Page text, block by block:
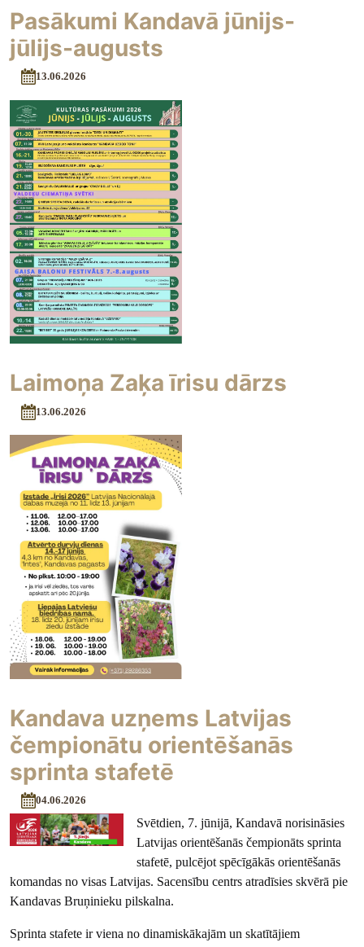
Pasākumi Kandavā jūnijs-
jūlijs-augusts
13.06.2026
Laimoņa Zaķa īrisu dārzs
13.06.2026
Kandava uzņems Latvijas
čempionātu orientēšanās
sprinta stafetē
04.06.2026
Svētdien, 7. jūnijā, Kandavā norisināsies
Latvijas orientēšanās čempionāts sprinta
stafetē, pulcējot spēcīgākās orientēšanās
komandas no visas Latvijas. Sacensību centrs atradīsies skvērā pie
Kandavas Bruņinieku pilskalna.
Sprinta stafete ir viena no dinamiskākajām un skatītājiem